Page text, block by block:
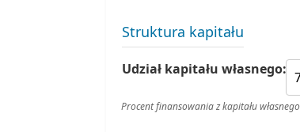
Struktura kapitału
Udział kapitału własnego:
Procent finansowania z kapitału własnego